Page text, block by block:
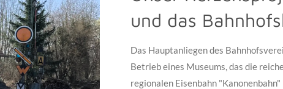
und das
Das Hauptanliegen des
Betrieb eines Museums, das die
regionalen Eisenbahn